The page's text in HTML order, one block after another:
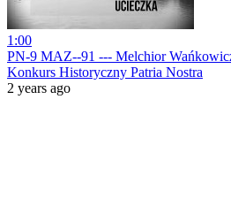
1:00
PN-9 MAZ--91 --- Melchior
Konkurs Historyczny Patria Nostra
2 years ago